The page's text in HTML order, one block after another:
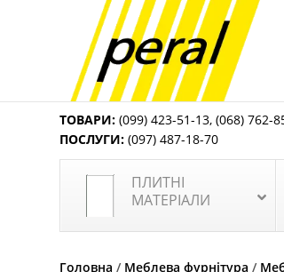
ТОВАРИ: (099) 423-51-13,(068) 762-
ПОСЛУГИ: (097) 487-18-70
ПЛИТНІ
МАТЕРІАЛИ
Головна / Меблева фурнітура /